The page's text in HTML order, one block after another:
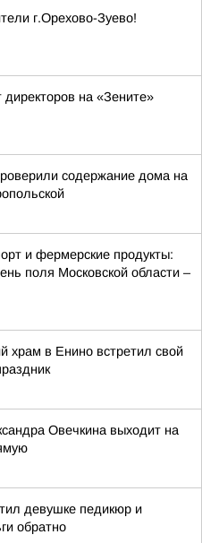
г.Орехово-Зуево!
директоров на «Зените»
содержание дома на
и фермерские продукты:
поля Московской области –
храм в Енино встретил свой
Овечкина выходит на
девушке педикюр и
обратно